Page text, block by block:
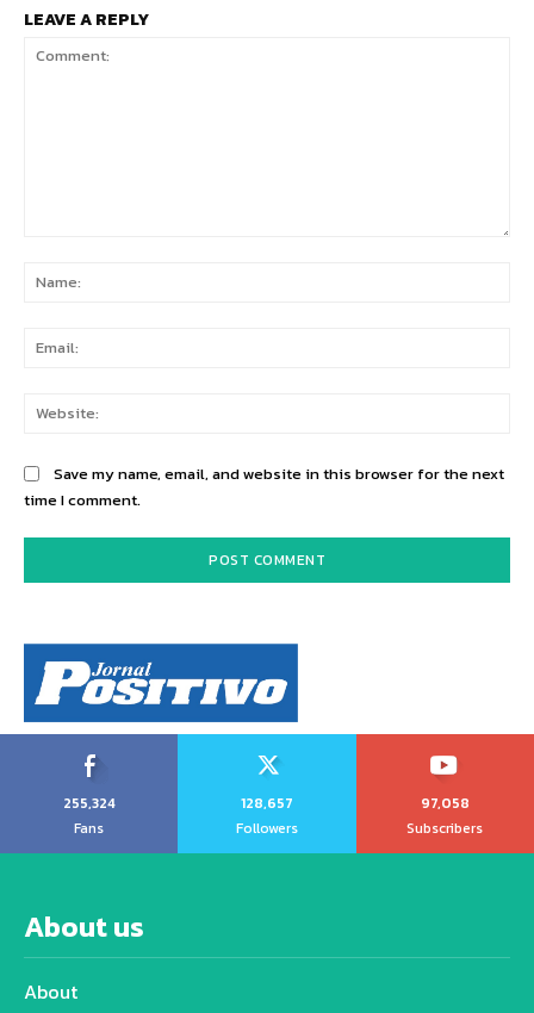
LEAVE A REPLY
Save my name, email, and website in this browser for the next
time I comment.
255,324
Fans
128,657
Followers
97,058
Subscribers
About us
About